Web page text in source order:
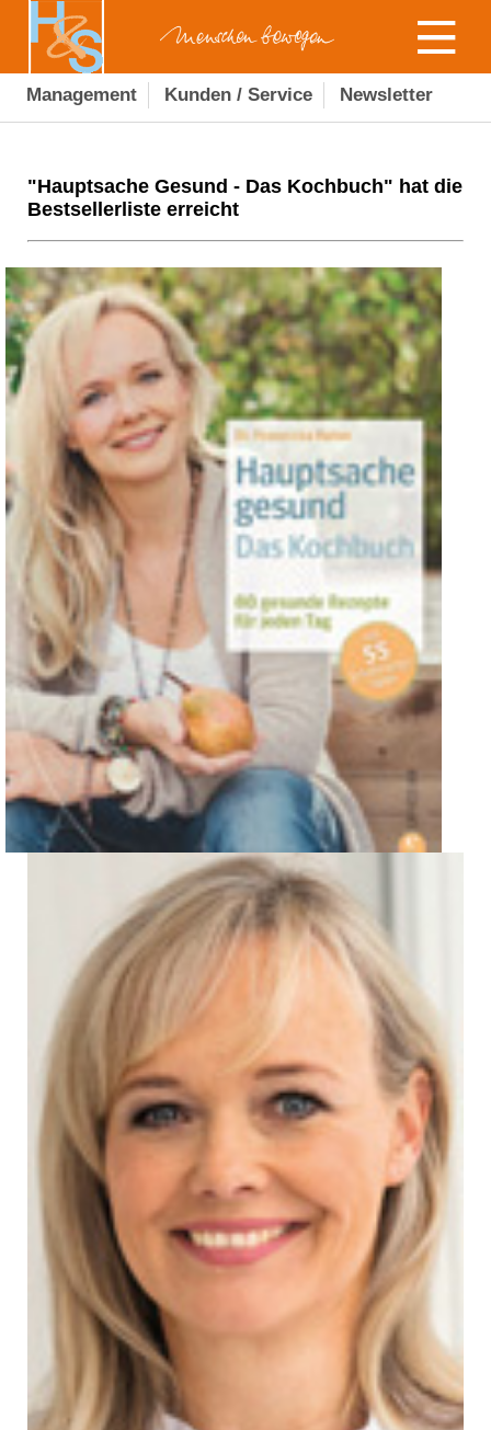
Management Kunden / Service Newsletter
"Hauptsache Gesund - Das Kochbuch" hat die
Bestsellerliste erreicht